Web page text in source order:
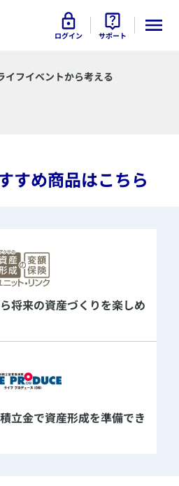
ログイン サポート
イフイベントから考える
すめ商品はこちら
将来の資産づくりを楽しめ
立金で資産形成を準備でき